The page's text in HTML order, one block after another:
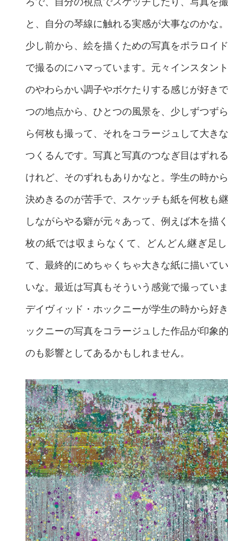
と、自分の琴線に触れる実感が大事なのかな。
少し前から、絵を描くための写真をポラロイ
で撮るのにハマっています。元々インスタン
のやわらかい調子やボケたりする感じが好き
つの地点から、ひとつの風景を、少しずつず
ら何枚も撮って、それをコラージュして大き
つくるんです。写真と写真のつなぎ目はずれ
けれど、そのずれもありかなと。学生の時か
決めきるのが苦手で、スケッチも紙を何枚も
しながらやる癖が元々あって、例えば木を描
枚の紙では収まらなくて、どんどん継ぎ足
て、最終的にめちゃくちゃ大きな紙に描いて
いな。最近は写真もそういう感覚で撮ってい
デイヴィッド・ホックニーが学生の時から好
ックニーの写真をコラージュした作品が印象
のも影響としてあるかもしれません。